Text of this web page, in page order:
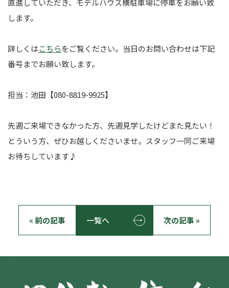
します。
詳しくはこちらをご覧ください。当日のお問い合わせは下記
番号までお願い致します。
担当：池田【080-8819-9925】
先週ご来場できなかった方、先週見学したけどまた見たい！
とういう方、ぜひお越しくださいませ。スタッフ一同ご来場
お待ちしています♪
« 前の記事 一覧へ 次の記事 »